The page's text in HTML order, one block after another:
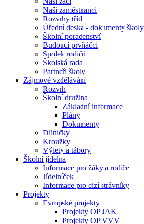
Naši zaměstnanci
Rozvrhy tříd
Úřední deska - dokumenty školy
Školní poradenství
Budoucí prvňáčci
Spolek rodičů
Školská rada
Partneři školy
Zájmové vzdělávání
Rozvrh
Školní družina
Základní informace
Plány
Dokumenty
Dílničky
Kroužky
Výlety a tábory
Školní jídelna
Informace pro žáky a rodiče
Jídelníček
Informace pro cizí strávníky
Projekty
Evropské projekty
Projekty OP JAK
Projekty OP VVV